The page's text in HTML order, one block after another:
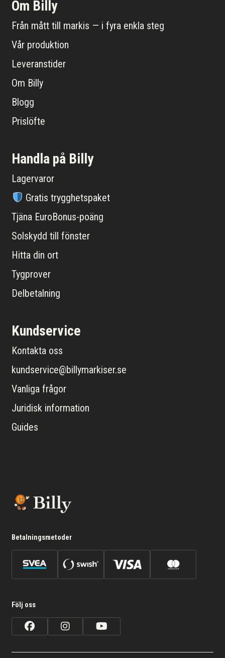
Om Billy
Från mått till markis — i fyra enkla steg
Vår produktion
Leveranstider
Om Billy
Blogg
Prislöfte
Handla på Billy
Lagervaror
Gratis trygghetspaket
Tjäna EuroBonus-poäng
Solskydd till fönster
Hitta din ort
Tygprover
Delbetalning
Kundservice
Kontakta oss
kundservice@billymarkiser.se
Vanliga frågor
Juridisk information
Guides
Betalningsmetoder
Följ oss